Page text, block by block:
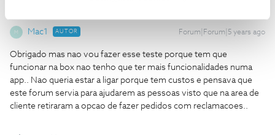
M Mac1 AUTOR Forum|Forum|5 years ago
Obrigado mas nao vou fazer esse teste porque tem que
funcionar na box nao tenho que ter mais funcionalidades numa
app.. Nao queria estar a ligar porque tem custos e pensava que
este forum servia para ajudarem as pessoas visto que na area de
cliente retiraram a opcao de fazer pedidos com reclamacoes..